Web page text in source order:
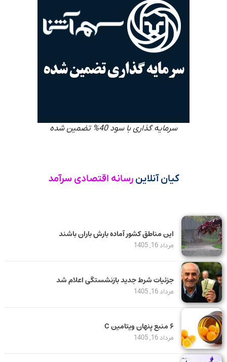
سرمایه گذاری با سود 40% تضمین شده
کیان آنلاین رسانه اقتصادی سرآمد
این مناطق کشور آماده بارش باران باشند
مرداد 16, 1405
جزئیات شرط جدید بازنشستگی اعلام شد
مرداد 16, 1405
۶ منبع پنهان ویتامین C
مرداد 16, 1405